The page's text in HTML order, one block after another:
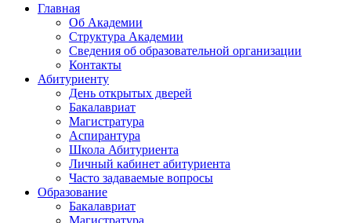
Главная
Об Академии
Структура Академии
Сведения об образовательной организации
Контакты
Абитуриенту
День открытых дверей
Бакалавриат
Магистратура
Аспирантура
Школа Абитуриента
Личный кабинет абитуриента
Часто задаваемые вопросы
Образование
Бакалавриат
Магистратура